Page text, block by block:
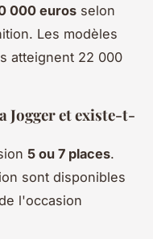
000 euros selon
Les modèles
atteignent 22 000
Jogger et existe-t-
5 ou 7 places.
sont disponibles
l'occasion